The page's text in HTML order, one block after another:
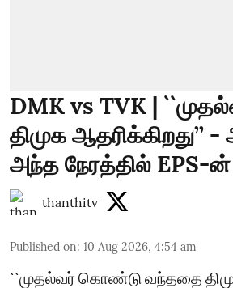
DMK vs TVK |
திமுக ஆதரிக்கிறது’’
அந்த நேரத்தில் EPS-
thanthitv
Published on: 10 Aug 2026, 4:54 am
``முதல்வர் கொண்டு வந்ததை திமுக